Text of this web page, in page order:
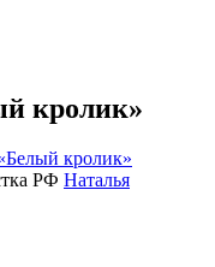
кролик»
кролик»
РФ Наталья